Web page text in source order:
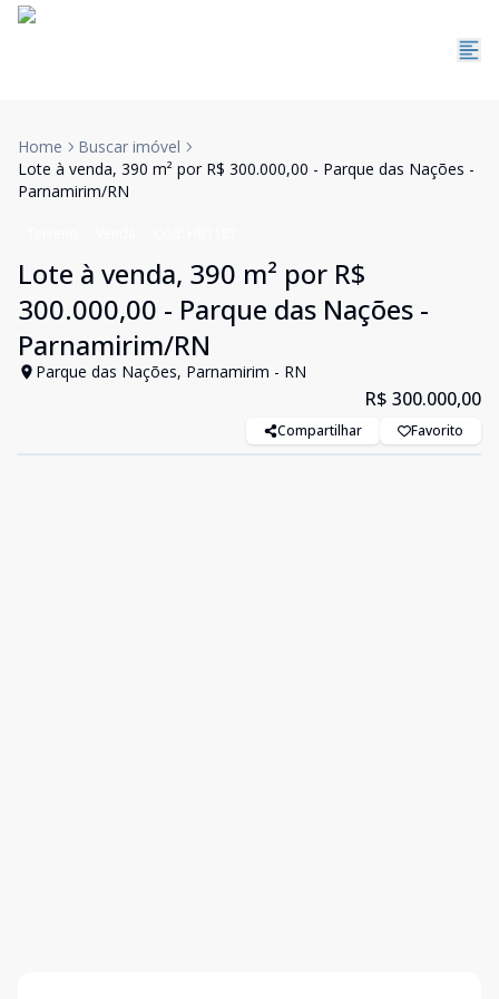
Home
Buscar imóvel
Lote à venda, 390 m² por R$ 300.000,00 - Parque das Nações -
Parnamirim/RN
Lote à venda, 390 m² por R$
300.000,00 - Parque das Nações -
Parnamirim/RN
Parque das Nações, Parnamirim - RN
R$ 300.000,00
Compartilhar Favorito